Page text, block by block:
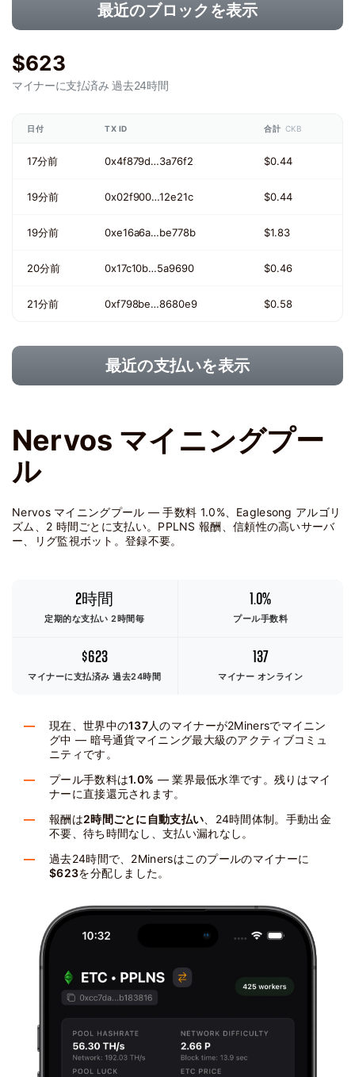
最近のブロックを表示
$623
マイナーに支払済み過去24時間
日付 TX ID 合計 CKB
17分前 0x4f879d…3a76f2 $0.44
19分前 0x02f900…12e21c $0.44
19分前 0xe16a6a…be778b $1.83
20分前 0x17c10b…5a9690 $0.46
21分前 0xf798be…8680e9 $0.58
最近の支払いを表示
Nervos マイニングプー
ル
Nervos マイニングプール — 手数料 1.0%、Eaglesong アルゴリ
ズム、2 時間ごとに支払い。PPLNS 報酬、信頼性の高いサーバ
ー、リグ監視ボット。登録不要。
2時間
定期的な支払い 2時間毎
1.0%
プール手数料
$623
マイナーに支払済み過去24時間
137
マイナー オンライン
現在、世界中の137人のマイナーが2Minersでマイニン
グ中 — 暗号通貨マイニング最大級のアクティブコミュ
ニティです。
プール手数料は1.0% — 業界最低水準です。残りはマイ
ナーに直接還元されます。
報酬は2時間ごとに自動支払い 、24時間体制。手動出金
不要、待ち時間なし、支払い漏れなし。
過去24時間で、2Minersはこのプールのマイナーに
$623を分配しました。